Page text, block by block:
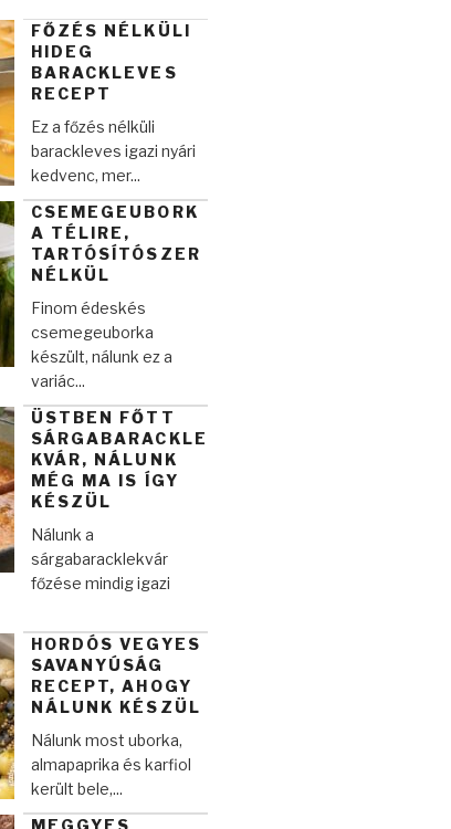
FŐZÉS NÉLKÜLI
HIDEG
BARACKLEVES
RECEPT
Ez a főzés nélküli
barackleves igazi nyári
kedvenc, mer...
CSEMEGEUBORK
A TÉLIRE,
TARTÓSÍTÓSZER
NÉLKÜL
Finom édeskés
csemegeuborka
készült, nálunk ez a
variác...
ÜSTBEN FŐTT
SÁRGABARACKLE
KVÁR, NÁLUNK
MÉG MA IS ÍGY
KÉSZÜL
Nálunk a
sárgabaracklekvár
főzése mindig igazi
HORDÓS VEGYES
SAVANYÚSÁG
RECEPT, AHOGY
NÁLUNK KÉSZÜL
Nálunk most uborka,
almapaprika és karfiol
került bele,...